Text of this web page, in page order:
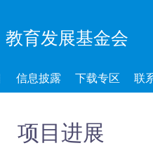
教育发展基金会
信息披露 下载专区 联
项目进展